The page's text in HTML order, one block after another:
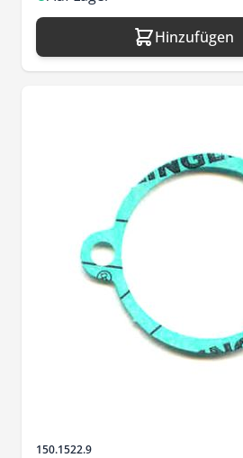
Hinzufügen
Artikelnr.
150.1522.9